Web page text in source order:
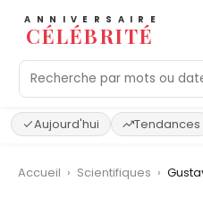
ANNIVERSAIRE
CÉLÉBRITÉ
Aujourd'hui Tendances
Accueil › Scientifiques ›